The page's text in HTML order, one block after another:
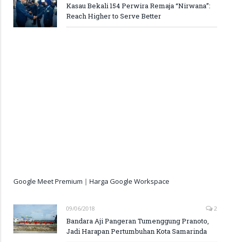
Kasau Bekali 154 Perwira Remaja “Nirwana”:
Reach Higher to Serve Better
Google Meet Premium | Harga Google Workspace
09/06/2018 2
Bandara Aji Pangeran Tumenggung Pranoto,
Jadi Harapan Pertumbuhan Kota Samarinda